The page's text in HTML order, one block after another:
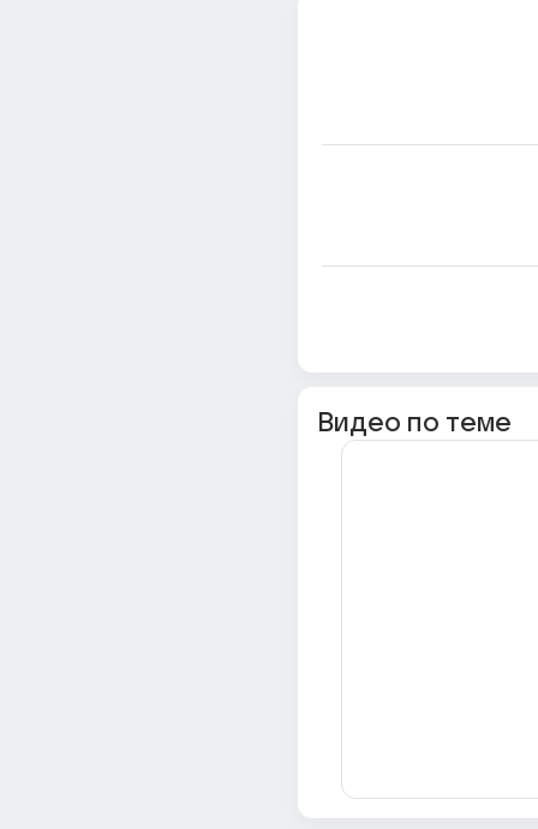
Видео по теме